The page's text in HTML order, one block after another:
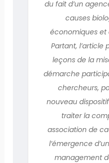
du fait d’un
causes
économiques et
Partant, l’article
leçons de la
démarche
chercheurs,
nouveau
traiter la
association de
l’émergence
management